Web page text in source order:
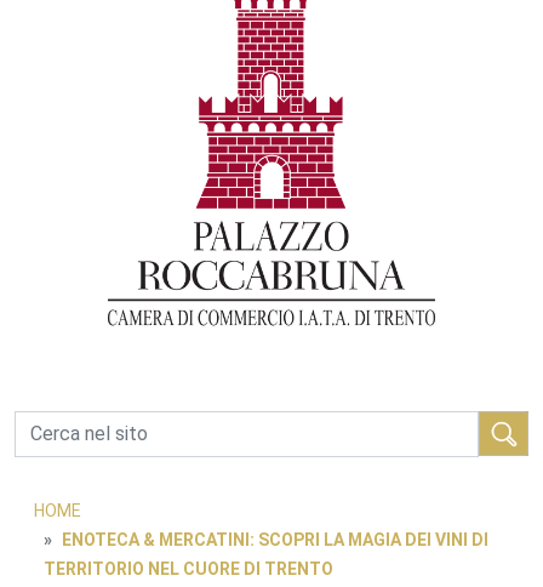
Cerca
HOME
ENOTECA & MERCATINI: SCOPRI LA MAGIA DEI VINI DI
TERRITORIO NEL CUORE DI TRENTO